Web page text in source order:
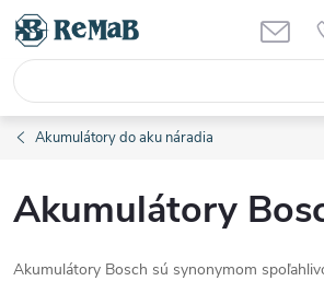
Prejsť
obsah
Akumulátory do aku náradia
Akumulátory
Akumulátory Bosch sú synonymom